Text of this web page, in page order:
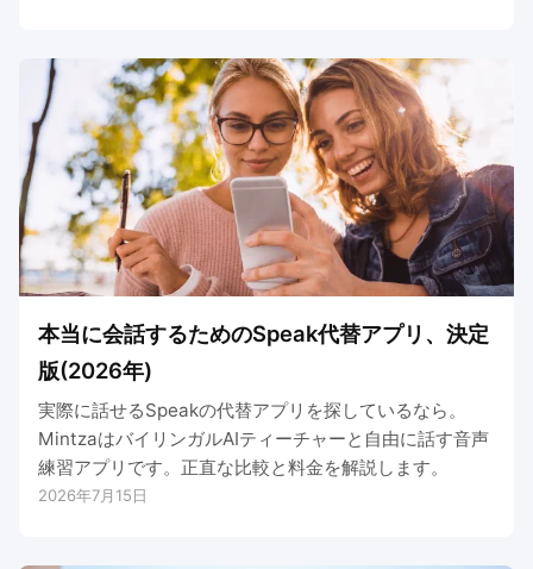
本当に会話するためのSpeak代替アプリ、決定
版(2026年)
実際に話せるSpeakの代替アプリを探しているなら。
MintzaはバイリンガルAIティーチャーと自由に話す音声
練習アプリです。正直な比較と料金を解説します。
2026年7月15日